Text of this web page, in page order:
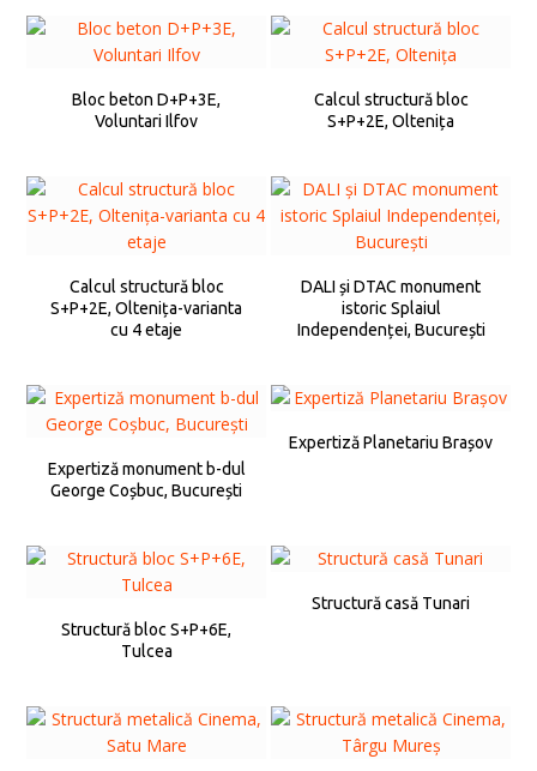
Bloc beton D+P+3E,
Voluntari Ilfov
Calcul structură bloc
S+P+2E, Oltenița
Calcul structură bloc
S+P+2E, Oltenița-varianta
cu 4 etaje
DALI și DTAC monument
istoric Splaiul
Independenței, București
Expertiză monument b-dul
George Coșbuc, București
Expertiză Planetariu Brașov
Structură bloc S+P+6E,
Tulcea
Structură casă Tunari